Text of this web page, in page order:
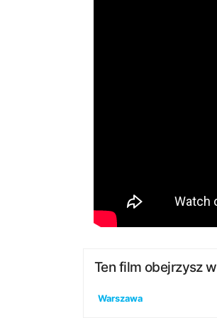
Ten film obejrzysz
Warszawa